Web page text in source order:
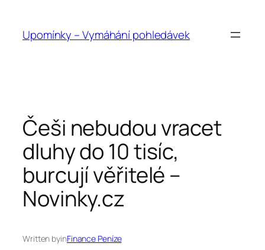
obsahUpomínky – Vymáhání pohledávek
Češi nebudou vracet
dluhy do 10 tisíc,
burcují věřitelé –
Novinky.cz
Written byinFinance Peníze